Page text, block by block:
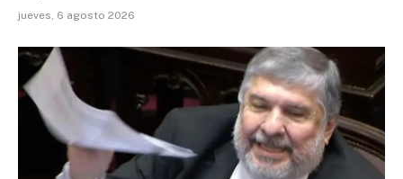
jueves, 6 agosto 2026